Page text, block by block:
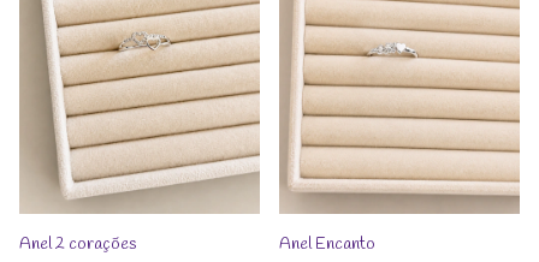
Anel 2 corações Anel Encanto